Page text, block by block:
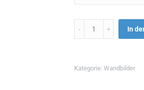
Menge In
Kategorie: Wandbilder